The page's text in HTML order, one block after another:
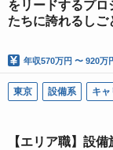
をリードするプロ
たちに誇れるしご
年収570万円 〜 920万
東京 設備系 キャ
【エリア職】設